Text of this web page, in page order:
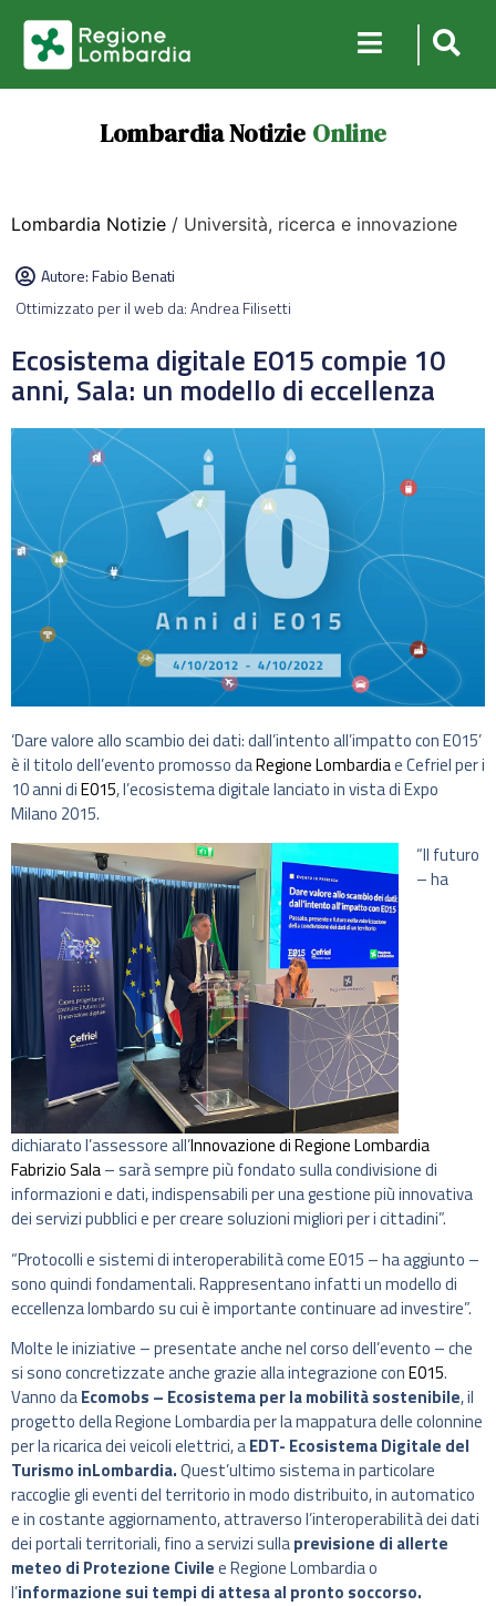
Lombardia Notizie Online
Lombardia Notizie / Università, ricerca e innovazione
Autore:Fabio Benati
Ottimizzato per il web da: Andrea Filisetti
Ecosistema digitale E015 compie 10
anni, Sala: un modello di eccellenza
‘Dare valore allo scambio dei dati: dall’intento all’impatto con E015’
è il titolo dell’evento promosso daRegione Lombardiae Cefriel per i
10 anni diE015, l’ecosistema digitale lanciato in vista di Expo
Milano 2015.
“Il futuro
– ha
dichiarato l’assessore all’Innovazione di Regione Lombardia
Fabrizio Sala– sarà sempre più fondato sulla condivisione di
informazioni e dati, indispensabili per una gestione più innovativa
dei servizi pubblici e per creare soluzioni migliori per i cittadini”.
“Protocolli e sistemi di interoperabilità come E015 – ha aggiunto –
sono quindi fondamentali. Rappresentano infatti un modello di
eccellenza lombardo su cui è importante continuare ad investire”.
Molte le iniziative – presentate anche nel corso dell’evento – che
si sono concretizzate anche grazie alla integrazione conE015.
Vanno daEcomobs – Ecosistema per la mobilità sostenibile, il
progetto della Regione Lombardia per la mappatura delle colonnine
per la ricarica dei veicoli elettrici, aEDT- Ecosistema Digitale del
Turismo inLombardia.Quest’ultimo sistema in particolare
raccoglie gli eventi del territorio in modo distribuito, in automatico
e in costante aggiornamento, attraverso l’interoperabilità dei dati
dei portali territoriali, fino a servizi sullaprevisione di allerte
meteo di Protezione Civilee Regione Lombardia o
l’informazione sui tempi di attesa al pronto soccorso.